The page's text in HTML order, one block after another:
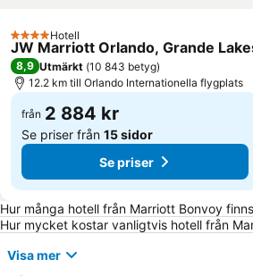
4 Stjärnor
Hotell
JW Marriott Orlando, Grande
8,9 Utmärkt (10 843 betyg)
12.2 km till Orlando Internationella flygplats
från 2 884 kr
Se priser från 15 sidor
Se priser
Vanliga frågor om Orlando
Hur många hotell från Marriott Bonvoy
Hur mycket kostar vanligtvis hotell från
Visa mer